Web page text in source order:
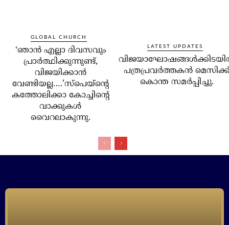
GLOBAL CHURCH
‘ഞാന്‍ എല്ലാ ദിവസവും
പ്രാര്‍ത്ഥിക്കുന്നുണ്ട്,
വിജയിക്കാന്‍
വേണ്ടിയല്ല….’സ്‌പെയ്‌ന്റെ
കത്തോലിക്കാ കോച്ചിന്റെ
വാക്കുകള്‍
വൈറലാകുന്നു.
LATEST UPDATES
പത്രപ്രവര്‍ത്തകന്‍
കൊന്ത സമര്‍പ്പിച്ചു.